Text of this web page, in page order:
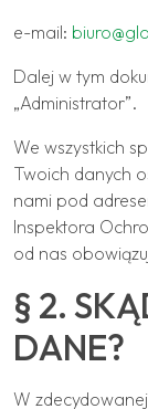
e-mail:
Dalej w tym
„Administrator”.
We wszystkich
Twoich danych
nami pod
Inspektora
od nas
§ 2.
DANE?
W